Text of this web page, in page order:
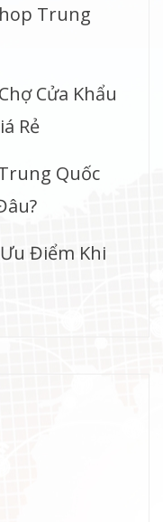
Trung
Cửa Khẩu
Rẻ
Quốc
Điểm Khi